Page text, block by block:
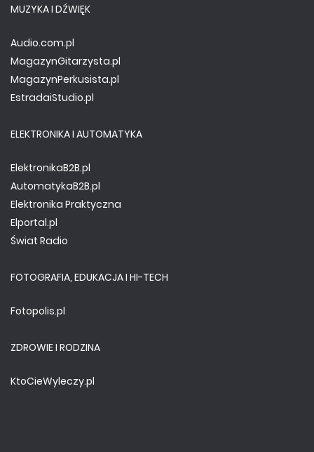
MUZYKA I DŹWIĘK
Audio.com.pl
MagazynGitarzysta.pl
MagazynPerkusista.pl
EstradaiStudio.pl
ELEKTRONIKA I AUTOMATYKA
ElektronikaB2B.pl
AutomatykaB2B.pl
Elektronika Praktyczna
Elportal.pl
Świat Radio
FOTOGRAFIA, EDUKACJA I HI-TECH
Fotopolis.pl
ZDROWIE I RODZINA
KtoCieWyleczy.pl